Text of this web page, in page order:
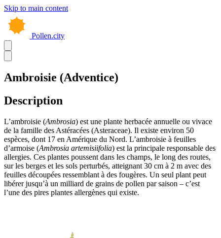
Skip to main content
Pollen.city
Ambroisie (Adventice)
Description
L’ambroisie (Ambrosia) est une plante herbacée annuelle ou vivace
de la famille des Astéracées (Asteraceae). Il existe environ 50
espèces, dont 17 en Amérique du Nord. L’ambroisie à feuilles
d’armoise (Ambrosia artemisiifolia) est la principale responsable des
allergies. Ces plantes poussent dans les champs, le long des routes,
sur les berges et les sols perturbés, atteignant 30 cm à 2 m avec des
feuilles découpées ressemblant à des fougères. Un seul plant peut
libérer jusqu’à un milliard de grains de pollen par saison – c’est
l’une des pires plantes allergènes qui existe.